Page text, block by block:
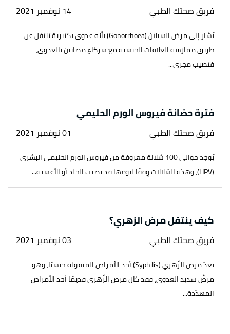
فريق صحتك الطبي 14 نوفمبر 2021
يُشار إلى مرض السيلان (Gonorrhoea) بأنه عدوى بكتيرية تنتقل عن
طريق ممارسة العلاقات الجنسية مع شركاءٍ مصابين بالعدوى،
فتصيب مجرى...
فترة حضانة فيروس الورم الحليمي
فريق صحتك الطبي 01 نوفمبر 2021
يُوجَد حوالي 100 سُلالة معروفة من فيروس الورم الحليمي البشري
(HPV)، وهذه السّلالات وِفقًا لنوعها قد تصيب الجلد أو الأغشية...
كيف ينتقل مرض الزهري؟
فريق صحتك الطبي 03 نوفمبر 2021
يعدّ مرض الزّهري (Syphilis) أحد الأمراض المنقولة جنسيًا، وهو
مرضٌ شديد العدوى، فقد كان مرض الزّهري قديمًا أحد الأمراض
المهدّدة...